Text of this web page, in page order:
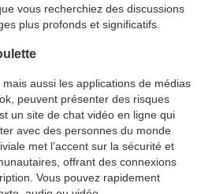
vous recherchiez des discussions
plus profonds et significatifs.
aussi les applications de médias
peuvent présenter des risques
un site de chat vidéo en ligne qui
avec des personnes du monde
met l’accent sur la sécurité et
offrant des connexions
Vous pouvez rapidement